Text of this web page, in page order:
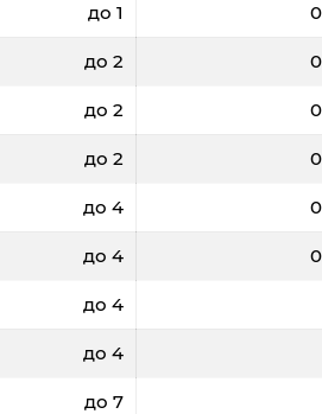
до 1
до 2
до 2
до 2
до 4
до 4
до 4
до 4
до 7